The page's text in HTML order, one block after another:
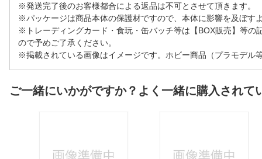
※発送完了後のお客様都合による返品は不可とさせて頂きます。
※パッケージは商品本体の保護材ですので、本体に影響を及ぼす
※トレーディングカード・食玩・缶バッチ等は【BOX販売】等の
ので予めご了承ください。
※掲載されている画像はイメージです。ホビー商品（プラモデル
ご一緒にいかがですか？よく一緒に購入されて